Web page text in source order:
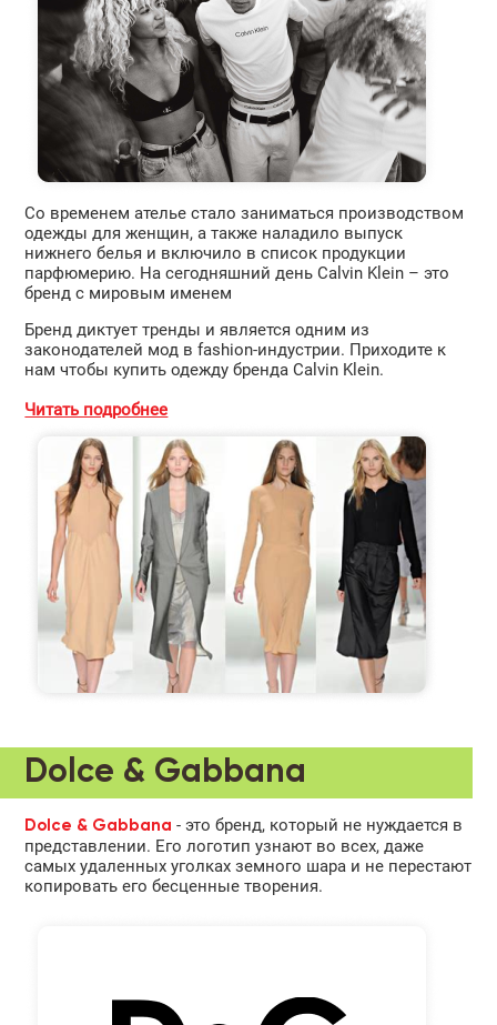
Со временем ателье стало заниматься производством
одежды для женщин, а также наладило выпуск
нижнего белья и включило в список продукции
парфюмерию. На сегодняшний день Calvin Klein – это
бренд с мировым именем
Бренд диктует тренды и является одним из
законодателей мод в fashion-индустрии. Приходите к
нам чтобы купить одежду бренда Calvin Klein.
Читать подробнее
Dolce & Gabbana
Dolce & Gabbana - это бренд, который не нуждается в
представлении. Его логотип узнают во всех, даже
самых удаленных уголках земного шара и не перестают
копировать его бесценные творения.